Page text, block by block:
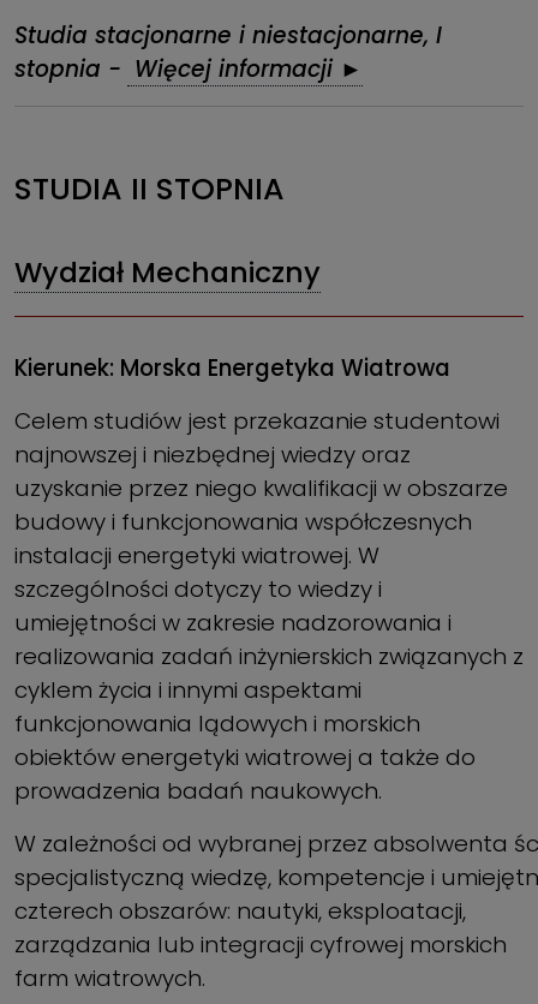
Studia stacjonarne i niestacjonarne, I
stopnia - Więcej informacji ►
STUDIA II STOPNIA
Wydział Mechaniczny
Kierunek: Morska Energetyka Wiatrowa
Celem studiów jest przekazanie studentowi
najnowszej i niezbędnej wiedzy oraz
uzyskanie przez niego kwalifikacji w obszarze
budowy i funkcjonowania współczesnych
instalacji energetyki wiatrowej. W
szczególności dotyczy to wiedzy i
umiejętności w zakresie nadzorowania i
realizowania zadań inżynierskich związanych z
cyklem życia i innymi aspektami
funkcjonowania lądowych i morskich
obiektów energetyki wiatrowej a także do
prowadzenia badań naukowych.
W zależności od wybranej przez absolwenta
specjalistyczną wiedzę, kompetencje i
czterech obszarów: nautyki, eksploatacji,
zarządzania lub integracji cyfrowej morskich
farm wiatrowych.